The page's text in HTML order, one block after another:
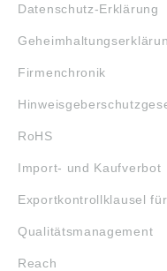
Datenschutz-Erklärung
Firmenchronik
RoHS
Import- und Kaufverbot
Exportkontrollklausel
Qualitätsmanagement
Reach